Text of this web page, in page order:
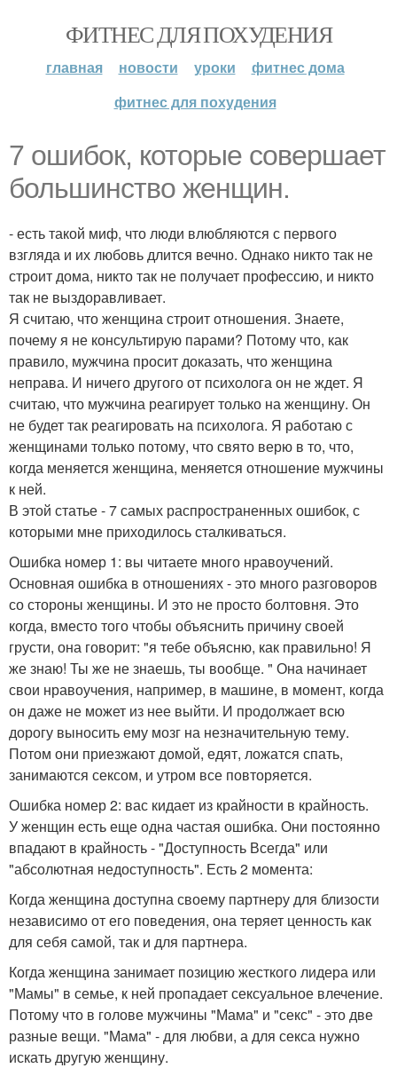
ФИТНЕС ДЛЯ ПОХУДЕНИЯ
главная новости уроки
фитнес дома
фитнес для похудения
7 ошибок, которые совершает
большинство женщин.
- есть такой миф, что люди влюбляются с первого
взгляда и их любовь длится вечно. Однако никто так не
строит дома, никто так не получает профессию, и никто
так не выздоравливает.
Я считаю, что женщина строит отношения. Знаете,
почему я не консультирую парами? Потому что, как
правило, мужчина просит доказать, что женщина
неправа. И ничего другого от психолога он не ждет. Я
считаю, что мужчина реагирует только на женщину. Он
не будет так реагировать на психолога. Я работаю с
женщинами только потому, что свято верю в то, что,
когда меняется женщина, меняется отношение мужчины
к ней.
В этой статье - 7 самых распространенных ошибок, с
которыми мне приходилось сталкиваться.
Ошибка номер 1: вы читаете много нравоучений.
Основная ошибка в отношениях - это много разговоров
со стороны женщины. И это не просто болтовня. Это
когда, вместо того чтобы объяснить причину своей
грусти, она говорит: "я тебе объясню, как правильно! Я
же знаю! Ты же не знаешь, ты вообще. " Она начинает
свои нравоучения, например, в машине, в момент, когда
он даже не может из нее выйти. И продолжает всю
дорогу выносить ему мозг на незначительную тему.
Потом они приезжают домой, едят, ложатся спать,
занимаются сексом, и утром все повторяется.
Ошибка номер 2: вас кидает из крайности в крайность.
У женщин есть еще одна частая ошибка. Они постоянно
впадают в крайность - "Доступность Всегда" или
"абсолютная недоступность". Есть 2 момента:
Когда женщина доступна своему партнеру для близости
независимо от его поведения, она теряет ценность как
для себя самой, так и для партнера.
Когда женщина занимает позицию жесткого лидера или
"Мамы" в семье, к ней пропадает сексуальное влечение.
Потому что в голове мужчины "Мама" и "секс" - это две
разные вещи. "Мама" - для любви, а для секса нужно
искать другую женщину.